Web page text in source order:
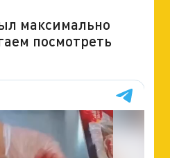
максимально
посмотреть